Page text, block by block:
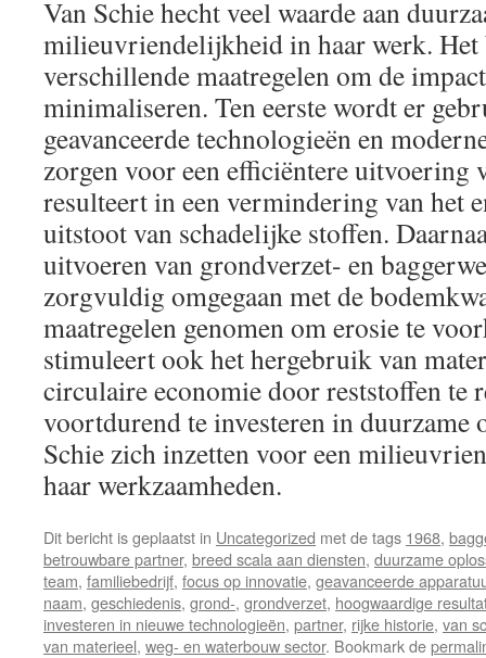
Van Schie hecht veel waarde aan
milieuvriendelijkheid in haar werk.
verschillende maatregelen om de
minimaliseren. Ten eerste wordt er
geavanceerde technologieën en
zorgen voor een efficiëntere uitvoering
resulteert in een vermindering van het
uitstoot van schadelijke stoffen.
uitvoeren van grondverzet- en
zorgvuldig omgegaan met de
maatregelen genomen om erosie te
stimuleert ook het hergebruik van
circulaire economie door reststoffen te
voortdurend te investeren in
Schie zich inzetten voor een
haar werkzaamheden.
Dit bericht is geplaatst in Uncategorized met de tags 1968,
betrouwbare partner, breed scala aan diensten, duurzame
team, familiebedrijf, focus op innovatie, geavanceerde
naam, geschiedenis, grond-, grondverzet, hoogwaardige
investeren in nieuwe technologieën, partner, rijke historie, van
van materieel, weg- en waterbouw sector. Bookmark de